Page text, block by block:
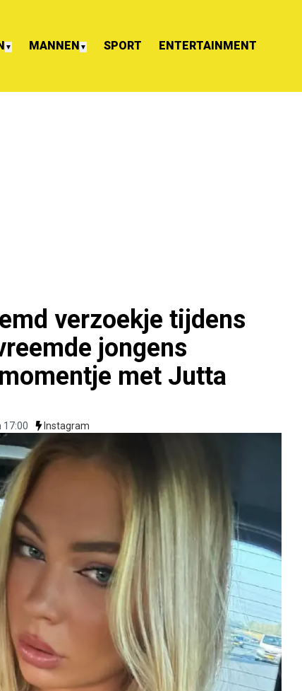
▼ MANNEN ▼ SPORT ENTERTAINMENT
verzoekje tijdens
jongens
met Jutta
17:00 Instagram